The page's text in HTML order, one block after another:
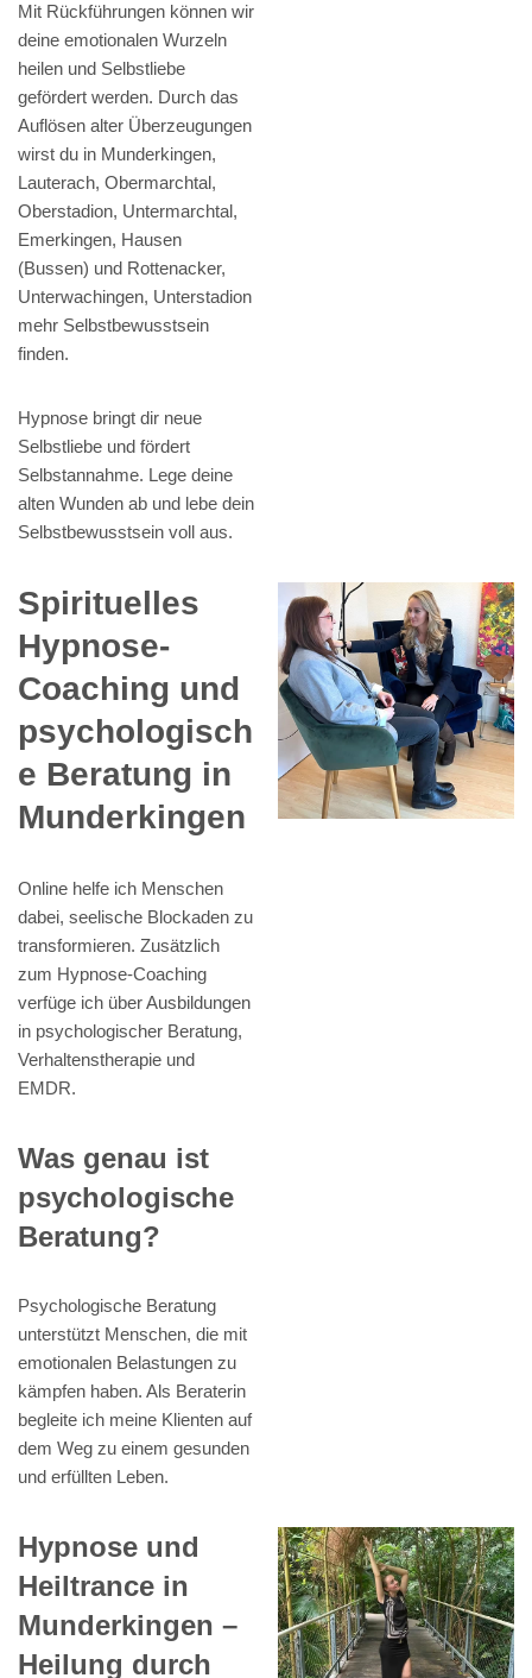
Mit Rückführungen können wir
deine emotionalen Wurzeln
heilen und Selbstliebe
gefördert werden. Durch das
Auflösen alter Überzeugungen
wirst du in Munderkingen,
Lauterach, Obermarchtal,
Oberstadion, Untermarchtal,
Emerkingen, Hausen
(Bussen) und Rottenacker,
Unterwachingen, Unterstadion
mehr Selbstbewusstsein
finden.
Hypnose bringt dir neue
Selbstliebe und fördert
Selbstannahme. Lege deine
alten Wunden ab und lebe dein
Selbstbewusstsein voll aus.
Spirituelles
Hypnose-
Coaching und
psychologisch
e Beratung in
Munderkingen
Online helfe ich Menschen
dabei, seelische Blockaden zu
transformieren. Zusätzlich
zum Hypnose-Coaching
verfüge ich über Ausbildungen
in psychologischer Beratung,
Verhaltenstherapie und
EMDR.
Was genau ist
psychologische
Beratung?
Psychologische Beratung
unterstützt Menschen, die mit
emotionalen Belastungen zu
kämpfen haben. Als Beraterin
begleite ich meine Klienten auf
dem Weg zu einem gesunden
und erfüllten Leben.
Hypnose und
Heiltrance in
Munderkingen –
Heilung durch